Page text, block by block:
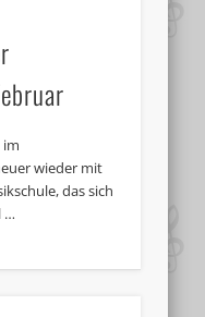
im
wieder mit
das sich
…